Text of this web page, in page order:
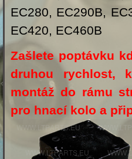
EC280, EC290B,
EC420, EC460B
Zašlete poptávku
druhou rychlost,
montáž do rámu
pro hnací kolo a